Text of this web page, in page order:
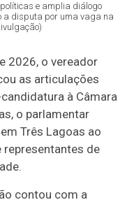
e amplia diálogo
a disputa por uma vaga na
2026, o vereador
as articulações
à Câmara
o parlamentar
Três Lagoas ao
representantes de
contou com a